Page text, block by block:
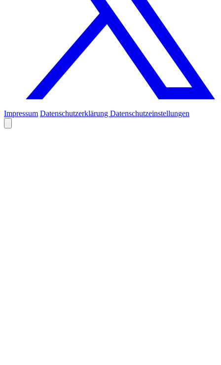
Impressum Datenschutzerklärung Datenschutzeinstellungen